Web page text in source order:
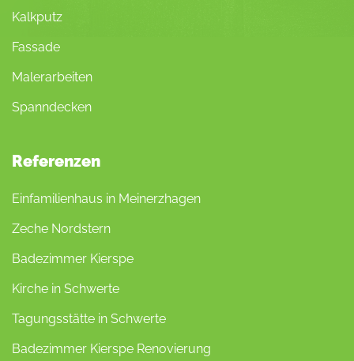
Kalkputz
Fassade
Malerarbeiten
Spanndecken
Referenzen
Einfamilienhaus in Meinerzhagen
Zeche Nordstern
Badezimmer Kierspe
Kirche in Schwerte
Tagungsstätte in Schwerte
Badezimmer Kierspe Renovierung